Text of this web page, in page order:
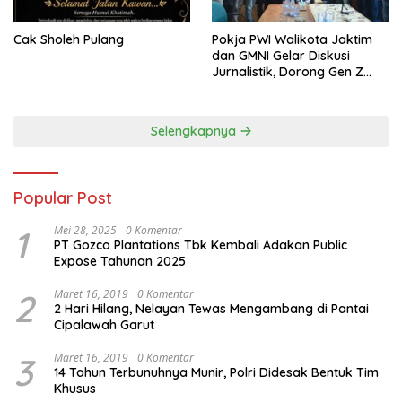
Cak Sholeh Pulang
Pokja PWI Walikota Jaktim
dan GMNI Gelar Diskusi
Jurnalistik, Dorong Gen Z
Selengkapnya
Popular Post
1 Mei 28, 2025 0 Komentar
PT Gozco Plantations Tbk Kembali Adakan Public
Expose Tahunan 2025
2 Maret 16, 2019 0 Komentar
2 Hari Hilang, Nelayan Tewas Mengambang di Pantai
Cipalawah Garut
3 Maret 16, 2019 0 Komentar
14 Tahun Terbunuhnya Munir, Polri Didesak Bentuk Tim
Khusus